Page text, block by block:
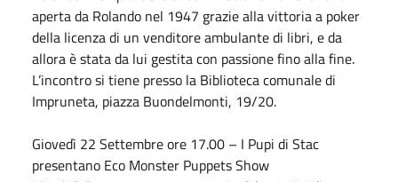
aperta da Rolando nel 1947 grazie alla vittoria a poker
della licenza di un venditore ambulante di libri, e da
allora è stata da lui gestita con passione fino alla fine.
L’incontro si tiene presso la Biblioteca comunale di
Impruneta, piazza Buondelmonti, 19/20.
Giovedì 22 Settembreore 17.00 – I Pupi di Stac
presentano Eco Monster Puppets Show